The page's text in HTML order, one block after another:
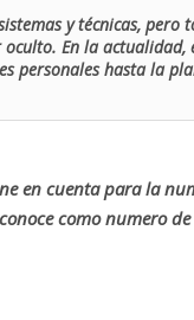
y técnicas, pero
En la actualidad,
personales hasta la
en cuenta para la
como numero